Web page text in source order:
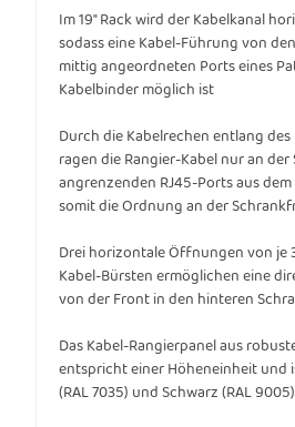
Im 19" Rack wird der Kabelkanal
sodass eine Kabel-Führung von
mittig angeordneten Ports eines
Kabelbinder möglich ist
Durch die Kabelrechen entlang
ragen die Rangier-Kabel nur an der
angrenzenden RJ45-Ports aus
somit die Ordnung an der
Drei horizontale Öffnungen von je
Kabel-Bürsten ermöglichen eine
von der Front in den hinteren
Das Kabel-Rangierpanel aus
entspricht einer Höheneinheit und
(RAL 7035) und Schwarz (RAL